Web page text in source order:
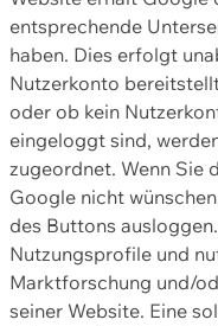
entsprechende
haben. Dies erfolgt
Nutzerkonto
oder ob kein
eingeloggt sind,
zugeordnet. Wenn Sie
Google nicht
des Buttons
Nutzungsprofile und
Marktforschung und/
seiner Website. Eine